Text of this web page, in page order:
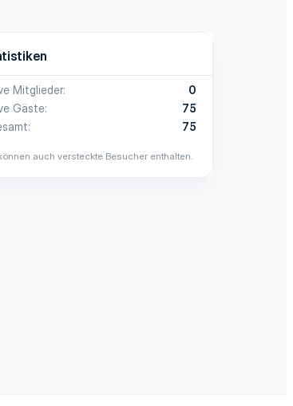
Mitglieder
0
Gäste
75
75
auch versteckte Besucher enthalten.